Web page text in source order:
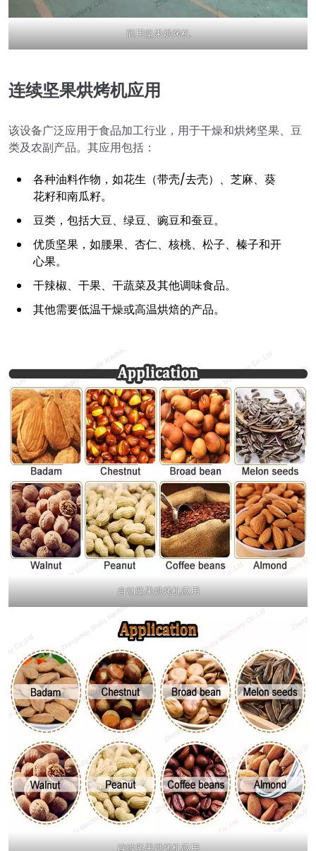
商用坚果烘烤机
连续坚果烘烤机应用
该设备广泛应用于食品加工行业，用于干燥和烘烤坚果、豆
类及农副产品。其应用包括：
各种油料作物，如花生（带壳/去壳）、芝麻、葵
花籽和南瓜籽。
豆类，包括大豆、绿豆、豌豆和蚕豆。
优质坚果，如腰果、杏仁、核桃、松子、榛子和开
心果。
干辣椒、干果、干蔬菜及其他调味食品。
其他需要低温干燥或高温烘焙的产品。
自动坚果烘烤机应用
连续坚果烘烤机应用